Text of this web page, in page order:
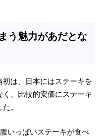
う魅力があだとな
は、日本にはステーキを
、比較的安価にステーキ
。
いっぱいステーキが食べ